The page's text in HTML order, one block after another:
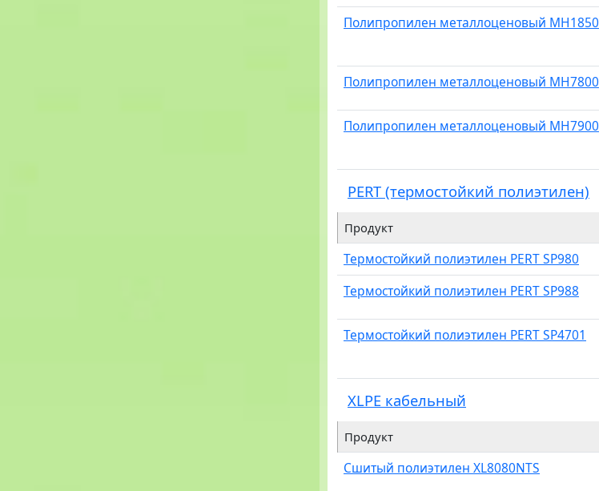
Полипропилен металлоценовый MH1850
Полипропилен металлоценовый MH7800
Полипропилен металлоценовый MH7900
PERT (термостойкий полиэтилен)
Продукт
Термостойкий полиэтилен PERT SP980
Термостойкий полиэтилен PERT SP988
Термостойкий полиэтилен PERT SP4701
XLPE кабельный
Продукт
Сшитый полиэтилен XL8080NTS